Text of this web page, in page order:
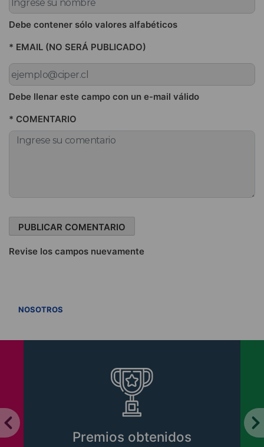
Debe contener sólo valores alfabéticos
* EMAIL (NO SERÁ PUBLICADO)
Debe llenar este campo con un e-mail válido
* COMENTARIO
Revise los campos nuevamente
NOSOTROS
Premios obtenidos